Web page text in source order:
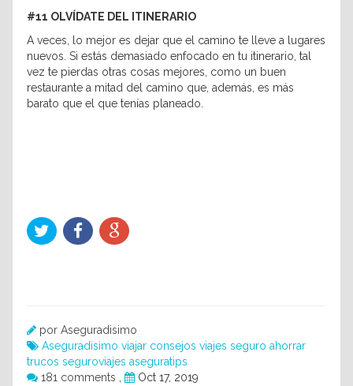
#11 OLVÍDATE DEL ITINERARIO
A veces, lo mejor es dejar que el camino te lleve a lugares
nuevos. Si estás demasiado enfocado en tu itinerario, tal
vez te pierdas otras cosas mejores, como un buen
restaurante a mitad del camino que, además, es más
barato que el que tenías planeado.
por Aseguradisimo
Aseguradisimo viajar consejos viajes seguro ahorrar
trucos seguroviajes aseguratips
181 comments
Oct 17, 2019